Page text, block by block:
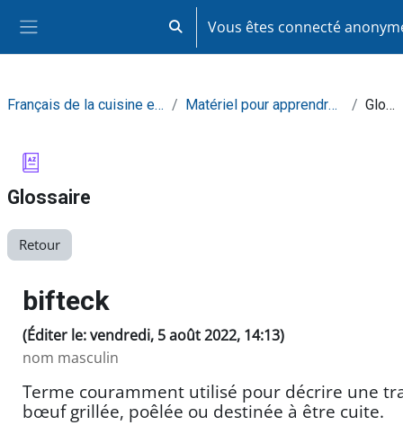
Activer/désactiver la saisie de
Vous êtes connecté
Français de la cuisine et de la restauration Matériel pour apprendre de façon autonome Glossaire
Glossaire
Retour
bifteck
(Éditer le: vendredi, 5 août 2022, 14:13)
nom masculin
Terme couramment utilisé pour décrire une
bœuf grillée, poêlée ou destinée à être cuite.